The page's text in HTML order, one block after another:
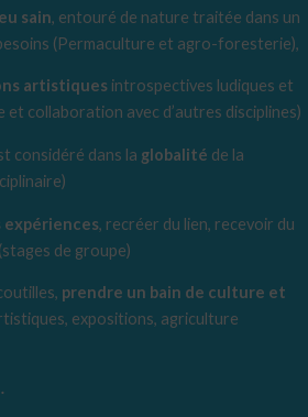
sain, entouré de nature traitée dans un
(Permaculture et agro-foresterie),
artistiques introspectives ludiques et
collaboration avec d’autres disciplines)
considéré dans la globalité de la
expériences, recréer du lien, recevoir du
de groupe)
prendre un bain de culture et
expositions, agriculture